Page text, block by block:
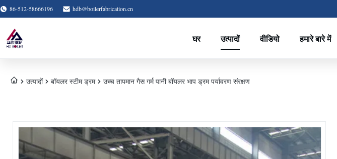
86-512-58666196 hdb@boilerfabrication.cn
घर उत्पादों वीडियो हमारे बारे में
उत्पादों बॉयलर स्टीम ड्रम उच्च तापमान गैस गर्म पानी बॉयलर भाप ड्रम पर्यावरण संरक्षण